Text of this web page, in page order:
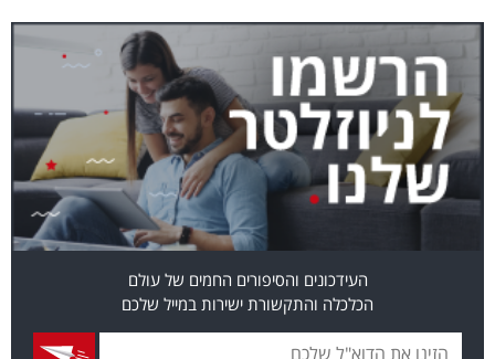
העידכונים והסיפורים החמים של עולם
הכלכלה והתקשורת ישירות במייל שלכם